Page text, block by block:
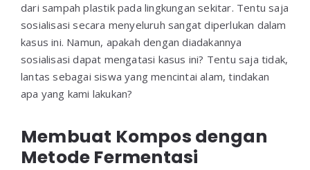
dari sampah plastik pada lingkungan sekitar. Tentu saja
sosialisasi secara menyeluruh sangat diperlukan dalam
kasus ini. Namun, apakah dengan diadakannya
sosialisasi dapat mengatasi kasus ini? Tentu saja tidak,
lantas sebagai siswa yang mencintai alam, tindakan
apa yang kami lakukan?
Membuat Kompos dengan
Metode Fermentasi